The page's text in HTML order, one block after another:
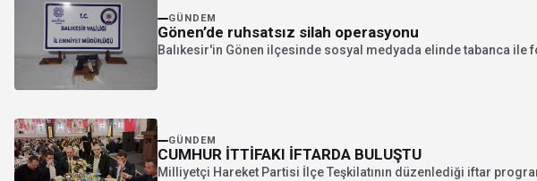
GÜNDEM
Gönen’de ruhsatsız silah operasyonu
Balıkesir'in Gönen ilçesinde sosyal medyada elinde tabanca
GÜNDEM
CUMHUR İTTİFAKI İFTARDA BULUŞTU
Milliyetçi Hareket Partisi İlçe Teşkilatının düzenlediği iftar